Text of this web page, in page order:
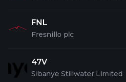
FNL
Fresnillo plc
47V
Sibanye Stillwater Limited